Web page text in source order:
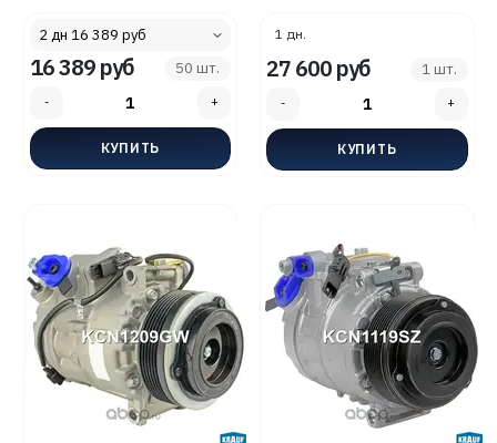
KCN5077SZ
16 389 руб 50 шт.
1 дн.
27 600 руб 1 шт.